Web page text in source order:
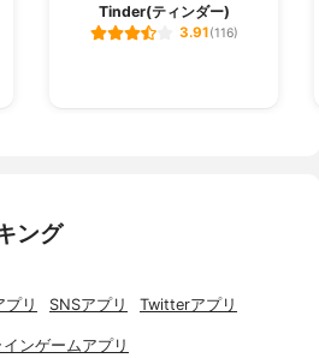
Tinder(ティンダー)
3.91(116)
ング
プリ SNSアプリ Twitterアプリ
ンゲームアプリ